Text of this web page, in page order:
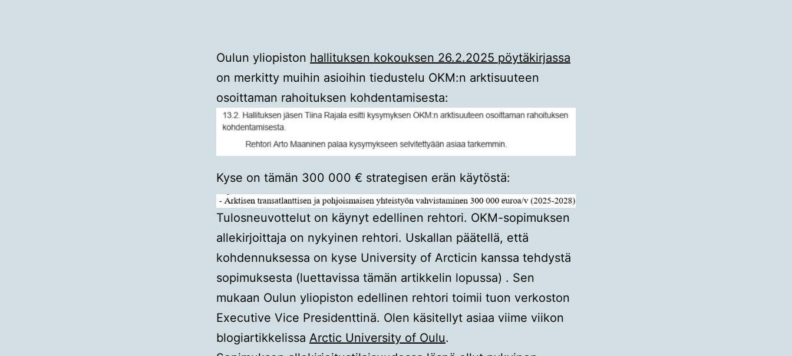
Oulun yliopiston hallituksen kokouksen 26.2.2025 pöytäkirjassa
on merkitty muihin asioihin tiedustelu OKM:n arktisuuteen
osoittaman rahoituksen kohdentamisesta:
Kyse on tämän 300 000 € strategisen erän käytöstä:
Tulosneuvottelut on käynyt edellinen rehtori. OKM-sopimuksen
allekirjoittaja on nykyinen rehtori. Uskallan päätellä, että
kohdennuksessa on kyse University of Arcticin kanssa tehdystä
sopimuksesta (luettavissa tämän artikkelin lopussa) . Sen
mukaan Oulun yliopiston edellinen rehtori toimii tuon verkoston
Executive Vice Presidenttinä. Olen käsitellyt asiaa viime viikon
blogiartikkelissa Arctic University of Oulu.